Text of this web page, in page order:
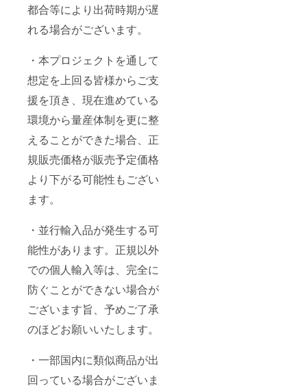
都合等により出荷時期が遅
れる場合がございます。
・本プロジェクトを通して
想定を上回る皆様からご支
援を頂き、現在進めている
環境から量産体制を更に整
えることができた場合、正
規販売価格が販売予定価格
より下がる可能性もござい
ます。
・並行輸入品が発生する可
能性があります。正規以外
での個人輸入等は、完全に
防ぐことができない場合が
ございます旨、予めご了承
のほどお願いいたします。
・一部国内に類似商品が出
回っている場合がございま